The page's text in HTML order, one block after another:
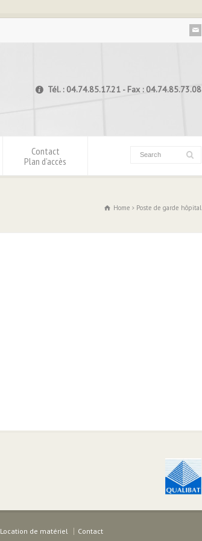
Tél. : 04.74.85.17.21 - Fax : 04.74.85.73.08
Contact
Plan d’accès
Home Poste de garde hôpital
Location de matériel
Contact